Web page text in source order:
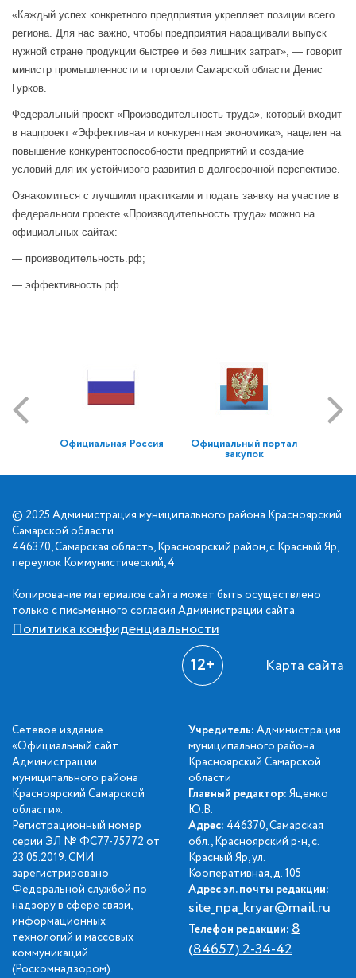
«Каждый успех конкретного предприятия укрепляет позиции всего
региона. Для нас важно, чтобы предприятия наращивали выпуск
нужной стране продукции быстрее и без лишних затрат», — говорит
министр промышленности и торговли Самарской области Денис
Гурков.
Федеральный проект «Производительность труда», который входит
в нацпроект «Эффективная и конкурентная экономика», нацелен на
повышение конкурентоспособности предприятий и создание
условий для их устойчивого развития в долгосрочной перспективе.
Ознакомиться с лучшими практиками и подать заявку на участие в
федеральном проекте «Производительность труда» можно на
официальных сайтах:
— производительность.рф;
— эффективность.рф.
Официальная Россия Официальный портал
закупок
© 2025 Администрация муниципального района Красноярский
Самарской области
446370, Самарская область, Красноярский район, с.Красный Яр,
переулок Коммунистический, 4
Копирование материалов сайта может быть осуществлено
только с письменного согласия Администрации сайта.
Политика конфиденциальности
12+ Карта сайта
Сетевое издание
«Официальный сайт
Администрации
муниципального района
Красноярский Самарской
области».
Регистрационный номер
серии ЭЛ № ФС77-75772 от
23.05.2019. СМИ
зарегистрировано
Федеральной службой по
надзору в сфере связи,
информационных
технологий и массовых
коммуникаций
(Роскомнадзором).
Учредитель: Администрация
муниципального района
Красноярский Самарской
области
Главный редактор: Яценко
Ю.В.
Адрес: 446370, Самарская
обл., Красноярский р-н, с.
Красный Яр, ул.
Кооперативная, д. 105
Адрес эл. почты редакции:
site_npa_kryar@mail.ru
Телефон редакции:8
(84657) 2-34-42